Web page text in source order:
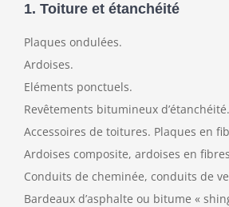
1. Toiture et étanchéité
Plaques ondulées.
Ardoises.
Eléments ponctuels.
Revêtements bitumineux d’étanchéité.
Accessoires de toitures. Plaques en
Ardoises composite, ardoises en
Conduits de cheminée, conduits de
Bardeaux d’asphalte ou bitume «